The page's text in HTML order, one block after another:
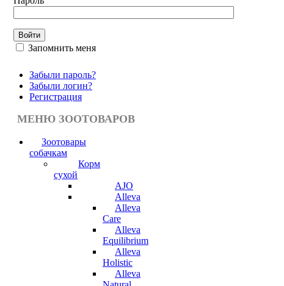
Запомнить меня
Забыли пароль?
Забыли логин?
Регистрация
МЕНЮ ЗООТОВАРОВ
Зоотовары
собачкам
Корм
сухой
AJO
Alleva
Alleva
Care
Alleva
Equilibrium
Alleva
Holistic
Alleva